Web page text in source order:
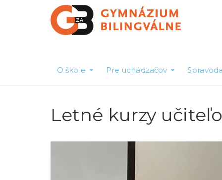
O škole Pre uchádzačov
Letné kurzy